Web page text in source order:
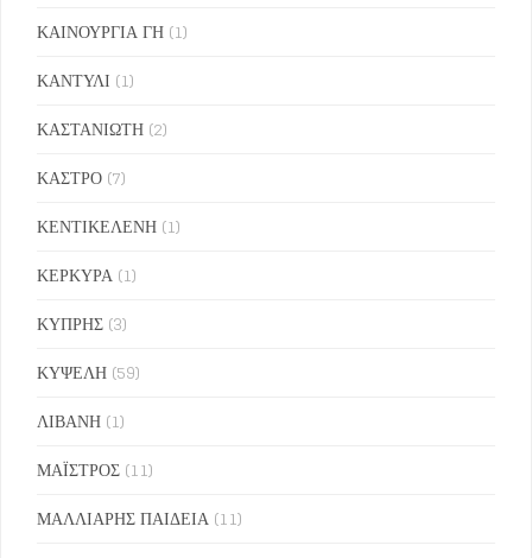
ΚΑΙΝΟΥΡΓΙΑ ΓΗ (1)
ΚΑΝΤΥΛΙ (1)
ΚΑΣΤΑΝΙΩΤΗ (2)
ΚΑΣΤΡΟ (7)
ΚΕΝΤΙΚΕΛΕΝΗ (1)
ΚΕΡΚΥΡΑ (1)
ΚΥΠΡΗΣ (3)
ΚΥΨΕΛΗ (59)
ΛΙΒΑΝΗ (1)
ΜΑΪΣΤΡΟΣ (11)
ΜΑΛΛΙΑΡΗΣ ΠΑΙΔΕΙΑ (11)